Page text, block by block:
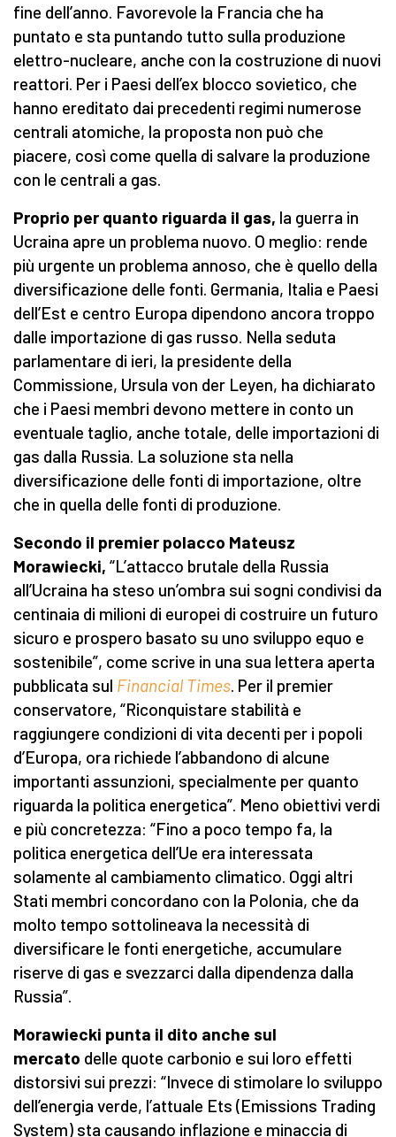
fine dell’anno. Favorevole la Francia che ha
puntato e sta puntando tutto sulla produzione
elettro-nucleare, anche con la costruzione di nuovi
reattori. Per i Paesi dell’ex blocco sovietico, che
hanno ereditato dai precedenti regimi numerose
centrali atomiche, la proposta non può che
piacere, così come quella di salvare la produzione
con le centrali a gas.
Proprio per quanto riguarda il gas, la guerra in
Ucraina apre un problema nuovo. O meglio: rende
più urgente un problema annoso, che è quello della
diversificazione delle fonti. Germania, Italia e Paesi
dell’Est e centro Europa dipendono ancora troppo
dalle importazione di gas russo. Nella seduta
parlamentare di ieri, la presidente della
Commissione, Ursula von der Leyen, ha dichiarato
che i Paesi membri devono mettere in conto un
eventuale taglio, anche totale, delle importazioni di
gas dalla Russia. La soluzione sta nella
diversificazione delle fonti di importazione, oltre
che in quella delle fonti di produzione.
Secondo il premier polacco Mateusz
Morawiecki, “L’attacco brutale della Russia
all’Ucraina ha steso un’ombra sui sogni condivisi da
centinaia di milioni di europei di costruire un futuro
sicuro e prospero basato su uno sviluppo equo e
sostenibile”, come scrive in una sua lettera aperta
pubblicata sul Financial Times. Per il premier
conservatore, “Riconquistare stabilità e
raggiungere condizioni di vita decenti per i popoli
d’Europa, ora richiede l’abbandono di alcune
importanti assunzioni, specialmente per quanto
riguarda la politica energetica”. Meno obiettivi verdi
e più concretezza: “Fino a poco tempo fa, la
politica energetica dell’Ue era interessata
solamente al cambiamento climatico. Oggi altri
Stati membri concordano con la Polonia, che da
molto tempo sottolineava la necessità di
diversificare le fonti energetiche, accumulare
riserve di gas e svezzarci dalla dipendenza dalla
Russia”.
Morawiecki punta il dito anche sul
mercato delle quote carbonio e sui loro effetti
distorsivi sui prezzi: “Invece di stimolare lo sviluppo
dell’energia verde, l’attuale Ets (Emissions Trading
System) sta causando inflazione e minaccia di